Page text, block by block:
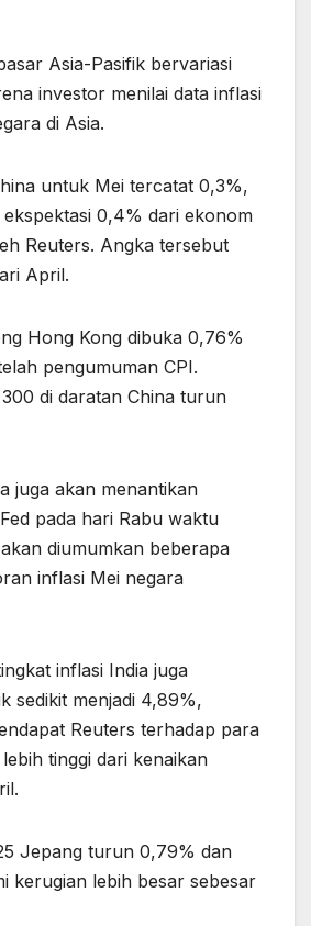
Asia-Pasifik bervariasi
investor menilai data inflasi
di Asia.
untuk Mei tercatat 0,3%,
0,4% dari ekonom
Reuters. Angka tersebut
April.
Hong Kong dibuka 0,76%
pengumuman CPI.
di daratan China turun
juga akan menantikan
pada hari Rabu waktu
diumumkan beberapa
inflasi Mei negara
inflasi India juga
sedikit menjadi 4,89%,
Reuters terhadap para
tinggi dari kenaikan
Jepang turun 0,79% dan
kerugian lebih besar sebesar